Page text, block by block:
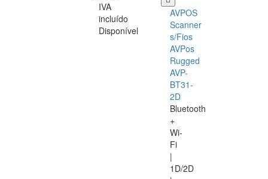
IVA
incluído
Disponível
AVPOS
Scanner
s/Fios
AVPos
Rugged
AVP-
BT31-
2D
Bluetooth
+
Wi-
Fi
|
1D/2D